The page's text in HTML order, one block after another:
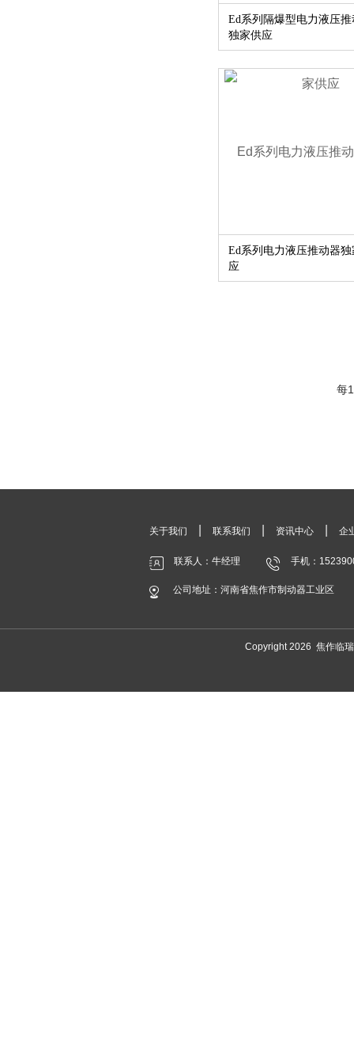
Ed系列隔爆型电力液压推
独家供应
Ed系列电力液压推动器独
应
每
关于我们 联系我们 资讯中心 企
联系人：牛经理 手机：
公司地址：河南省焦作市制动器工业区
Copyright 2026 焦作临